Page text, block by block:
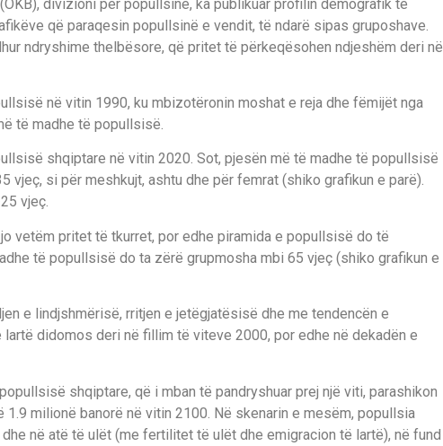
divizioni për popullsinë, ka publikuar profilin demografik të
që paraqesin popullsinë e vendit, të ndarë sipas gruposhave.
ndryshime thelbësore, që pritet të përkeqësohen ndjeshëm deri në
në vitin 1990, ku mbizotëronin moshat e reja dhe fëmijët nga
të madhe të popullsisë.
shqiptare në vitin 2020. Sot, pjesën më të madhe të popullsisë
vjeç, si për meshkujt, ashtu dhe për femrat (shiko grafikun e parë).
vjeç.
vetëm pritet të tkurret, por edhe piramida e popullsisë do të
të popullsisë do ta zërë grupmosha mbi 65 vjeç (shiko grafikun e
e lindjshmërisë, rritjen e jetëgjatësisë dhe me tendencën e
didomos deri në fillim të viteve 2000, por edhe në dekadën e
shqiptare, që i mban të pandryshuar prej një viti, parashikon
milionë banorë në vitin 2100. Në skenarin e mesëm, popullsia
në atë të ulët (me fertilitet të ulët dhe emigracion të lartë), në fund